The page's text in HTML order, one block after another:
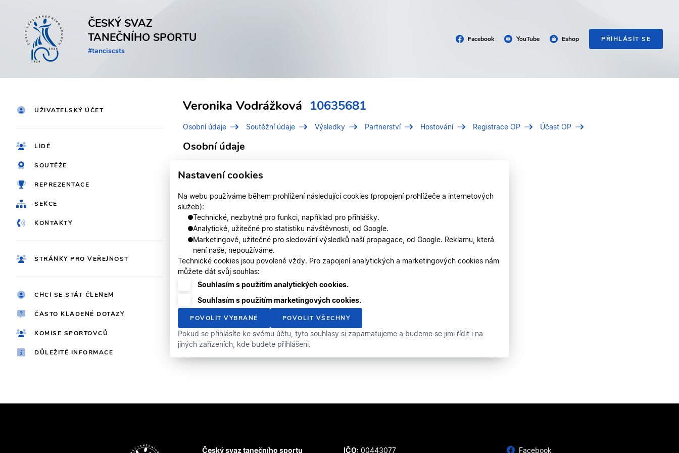
ČESKÝ SVAZ
TANEČNÍHO SPORTU
#tanciscsts
Facebook YouTube Eshop PŘIHLÁSIT SE
UŽIVATELSKÝ ÚČET
LIDÉ
SOUTĚŽE
REPREZENTACE
SEKCE
KONTAKTY
STRÁNKY PRO VEŘEJNOST
CHCI SE STÁT ČLENEM
ČASTO KLADENÉ DOTAZY
KOMISE SPORTOVCŮ
DŮLEŽITÉ INFORMACE
Veronika Vodrážková 10635681
Osobní údaje Soutěžní údaje Výsledky Partnerství Hostování Registrace OP Účast OP
Osobní údaje
Identifikační číslo (IDT)
Registrován v klubu TK KOŠKOVI Liberec
Český svaz tanečního sportu IČO:00443077 Facebook
Nastavení cookies
Na webu používáme během prohlížení následující cookies (propojení prohlížeče a internetových
služeb):
Technické, nezbytné pro funkci, například pro přihlášky.
Analytické, užitečné pro statistiku návštěvnosti, od Google.
Marketingové, užitečné pro sledování výsledků naší propagace, od Google. Reklamu, která
není naše, nepoužíváme.
Technické cookies jsou povolené vždy. Pro zapojení analytických a marketingových cookies nám
můžete dát svůj souhlas:
Souhlasím s použitím analytických cookies.
Souhlasím s použitím marketingových cookies.
POVOLIT VYBRANÉ POVOLIT VŠECHNY
Pokud se přihlásíte ke svému účtu, tyto souhlasy si zapamatujeme a budeme se jimi řídit i na
jiných zařízeních, kde budete přihlášeni.